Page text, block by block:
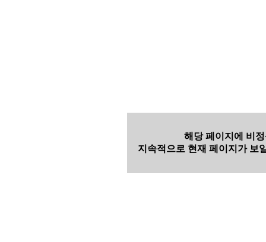
해당 페이지에 비
지속적으로 현재 페이지가 보